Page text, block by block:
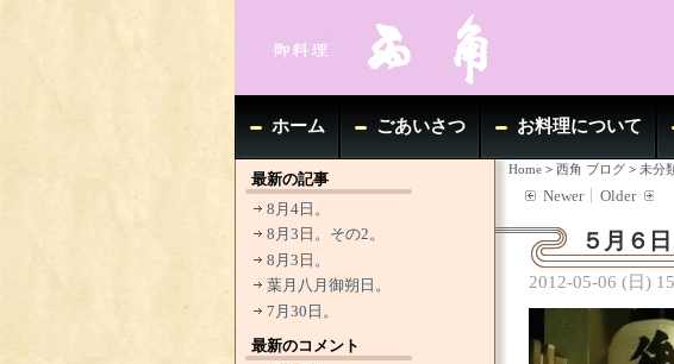
ホーム ごあいさつ お料理について
Home> 西角 ブログ> 未分
Newer Older
５月６日
2012-05-06 (日)
最新の記事
8月4日。
8月3日。その2。
8月3日。
葉月八月御朔日。
7月30日。
最新のコメント